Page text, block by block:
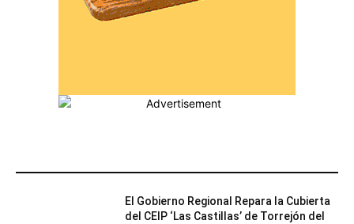
El Gobierno Regional Repara la Cubierta
del CEIP ‘Las Castillas’ de Torrejón del